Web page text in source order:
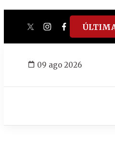
twitterinstagram
facebook
tiktok
09 ago 2026